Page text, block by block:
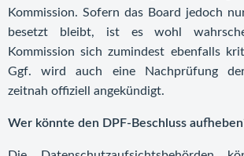
Kommission. Sofern das Board jedoch
besetzt bleibt, ist es wohl
Kommission sich zumindest ebenfalls
Ggf. wird auch eine Nachprüfung der
zeitnah offiziell angekündigt.
Wer könnte den DPF-Beschluss